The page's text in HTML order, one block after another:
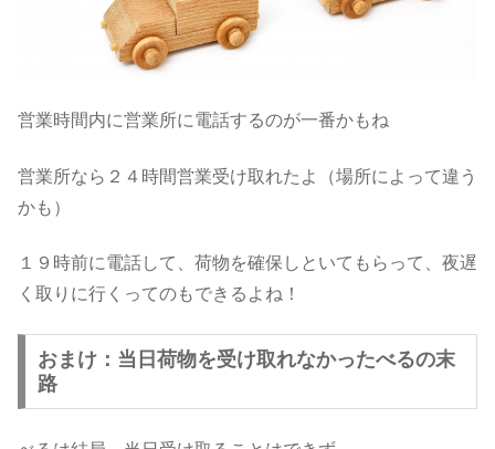
営業時間内に営業所に電話するのが一番かもね
営業所なら２４時間営業受け取れたよ（場所によって違う
かも）
１９時前に電話して、荷物を確保しといてもらって、夜遅
く取りに行くってのもできるよね！
おまけ：当日荷物を受け取れなかったべるの末
路